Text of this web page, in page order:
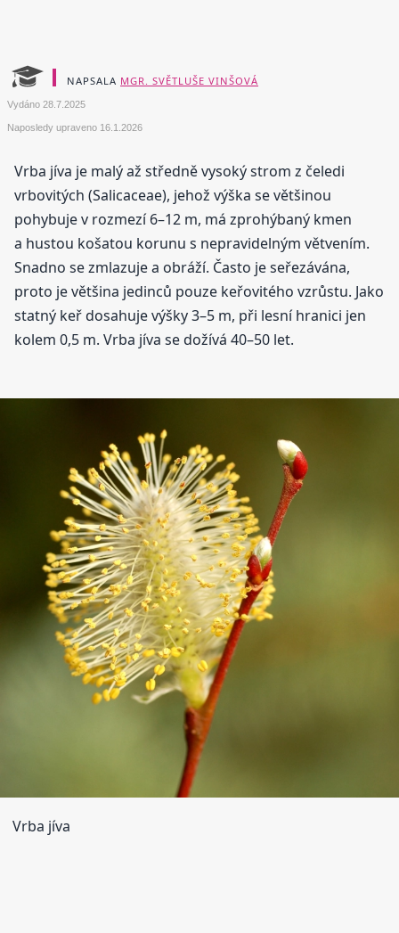
NAPSALA MGR. SVĚTLUŠE VINŠOVÁ
Vydáno 28.7.2025
Naposledy upraveno 16.1.2026
Vrba jíva je malý až středně vysoký strom z čeledi
vrbovitých (Salicaceae), jehož výška se většinou
pohybuje v rozmezí 6–12 m, má zprohýbaný kmen
a hustou košatou korunu s nepravidelným větvením.
Snadno se zmlazuje a obráží. Často je seřezávána,
proto je většina jedinců pouze keřovitého vzrůstu. Jako
statný keř dosahuje výšky 3–5 m, při lesní hranici jen
kolem 0,5 m. Vrba jíva se dožívá 40–50 let.
Vrba jíva